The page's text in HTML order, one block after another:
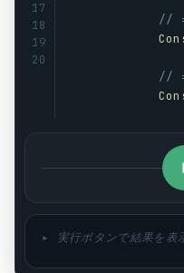
17
18
19
20
//
//
▸ 実行ボタンで結果を表